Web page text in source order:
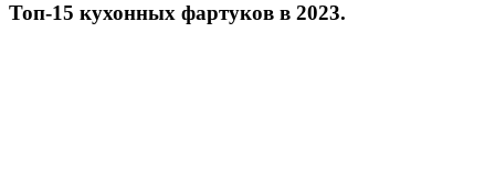
Топ-15 кухонных фартуков в 2023.